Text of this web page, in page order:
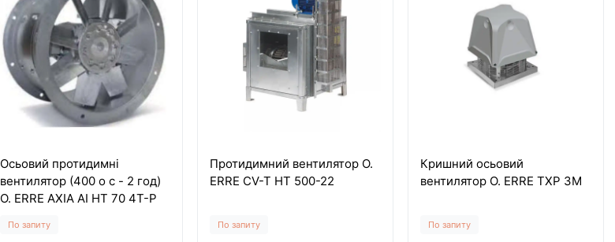
Осьовий протидимні
вентилятор (400 о с - 2 год)
O. ERRE AXIA AI HT 70 4T-P
По запиту
Протидимний вентилятор O.
ERRE CV-T HT 500-22
По запиту
Кришний осьовий
вентилятор O. ERRE TXP 3M
По запиту